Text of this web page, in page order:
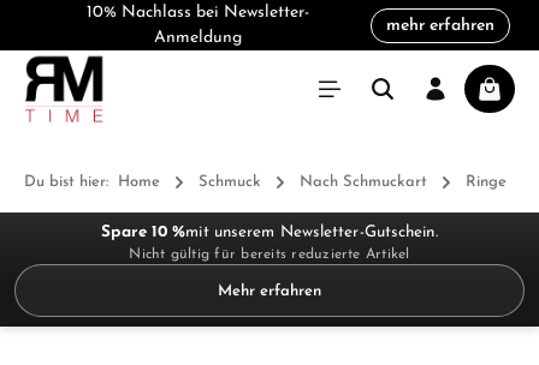
10% Nachlass bei Newsletter-
Anmeldung
mehr erfahren
Du bist hier: Home Schmuck Nach Schmuckart Ringe
Spare 10 %mit unserem Newsletter-Gutschein.
Nicht gültig für bereits reduzierte Artikel
Mehr erfahren